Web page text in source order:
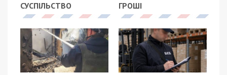
СУСПІЛЬСТВО ГРОШІ